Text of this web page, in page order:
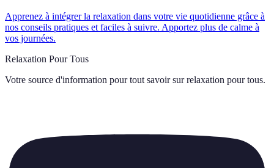
Apprenez à intégrer la relaxation dans votre vie quotidienne grâce à
nos conseils pratiques et faciles à suivre. Apportez plus de calme à
vos journées.
Relaxation Pour Tous
Votre source d'information pour tout savoir sur relaxation pour tous.